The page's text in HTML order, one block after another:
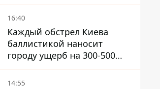
16:40
Каждый обстрел Киева
баллистикой наносит
городу ущерб на 300-500
миллионов - Петр
Пантелеев
14:55